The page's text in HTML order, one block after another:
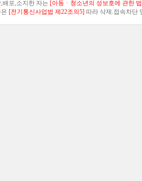
배포,소지한 자는 [아동ㆍ청소년의 성보호에 관한
[전기통신사업법 제22조의5] 따라 삭제.접속차단